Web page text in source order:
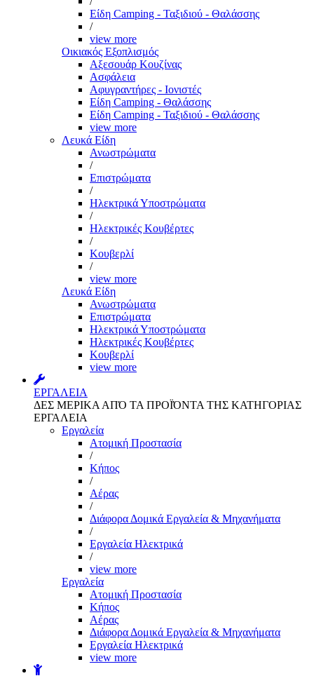
Είδη Camping - Ταξιδιού - Θαλάσσης
/
view more
Οικιακός Εξοπλισμός
Αξεσουάρ Κουζίνας
Ασφάλεια
Αφυγραντήρες - Ιονιστές
Είδη Camping - Θαλάσσης
Είδη Camping - Ταξιδιού - Θαλάσσης
view more
Λευκά Είδη
Ανωστρώματα
/
Επιστρώματα
/
Ηλεκτρικά Υποστρώματα
/
Ηλεκτρικές Κουβέρτες
/
Κουβερλί
/
view more
Λευκά Είδη
Ανωστρώματα
Επιστρώματα
Ηλεκτρικά Υποστρώματα
Ηλεκτρικές Κουβέρτες
Κουβερλί
view more
ΕΡΓΑΛΕΙΑ
ΔΕΣ ΜΕΡΙΚΑ ΑΠΌ ΤΑ ΠΡΟΪΌΝΤΑ ΤΗΣ ΚΑΤΗΓΟΡΙΑΣ
ΕΡΓΑΛΕΙΑ
Εργαλεία
Aτομική Προστασία
/
Kήπος
/
Αέρας
/
Διάφορα Δομικά Εργαλεία & Μηχανήματα
/
Εργαλεία Ηλεκτρικά
/
view more
Εργαλεία
Aτομική Προστασία
Kήπος
Αέρας
Διάφορα Δομικά Εργαλεία & Μηχανήματα
Εργαλεία Ηλεκτρικά
view more